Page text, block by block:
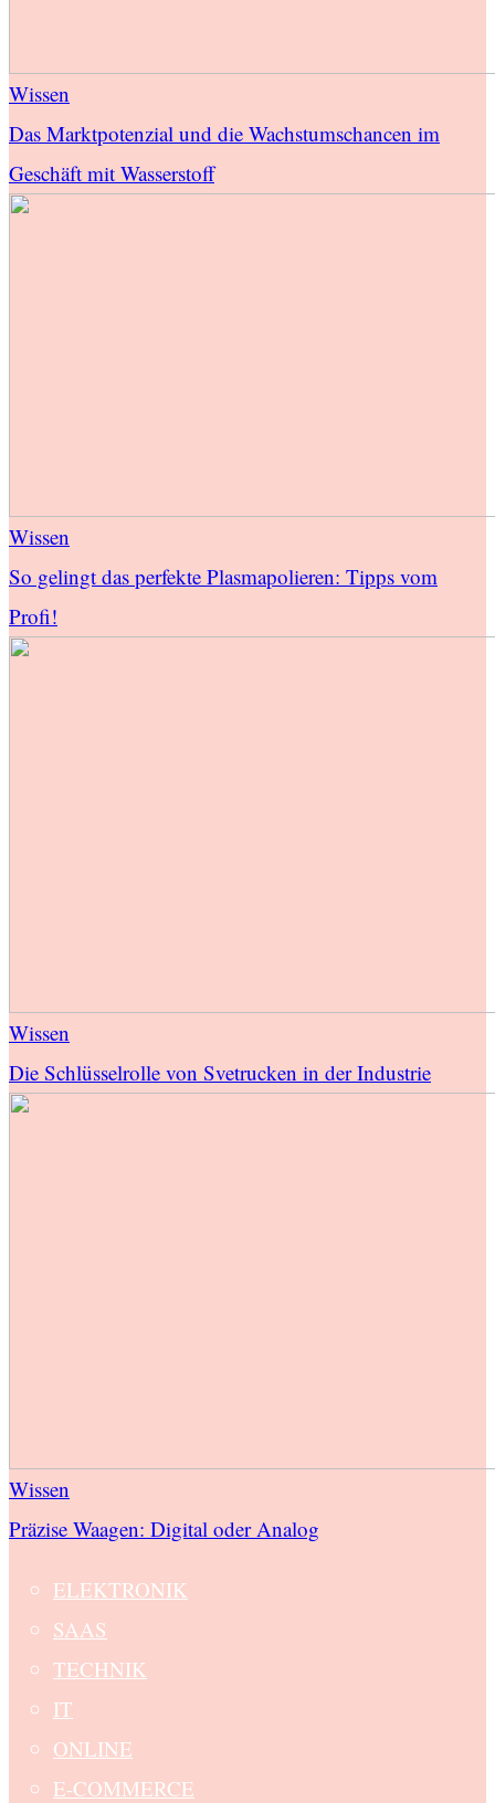
Wissen
Das Marktpotenzial und die Wachstumschancen im
Geschäft mit Wasserstoff
Wissen
So gelingt das perfekte Plasmapolieren: Tipps vom
Profi!
Wissen
Die Schlüsselrolle von Svetrucken in der Industrie
Wissen
Präzise Waagen: Digital oder Analog
ELEKTRONIK
SAAS
TECHNIK
IT
ONLINE
E-COMMERCE